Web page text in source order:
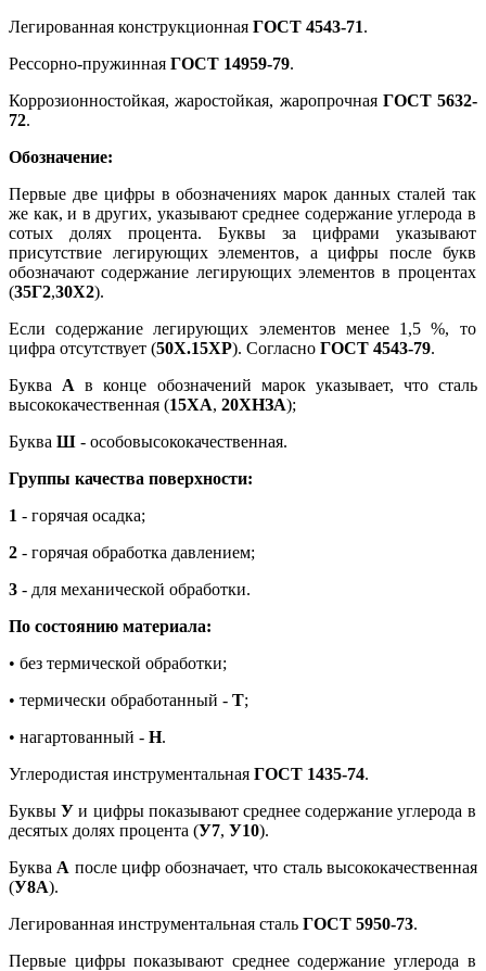
Легированная конструкционная ГОСТ 4543-71.
Рессорно-пружинная ГОСТ 14959-79.
Коррозионностойкая, жаростойкая, жаропрочная ГОСТ 5632-
72.
Обозначение:
Первые две цифры в обозначениях марок данных сталей так
же как, и в других, указывают среднее содержание углерода в
сотых долях процента. Буквы за цифрами указывают
присутствие легирующих элементов, а цифры после букв
обозначают содержание легирующих элементов в процентах
(35Г2,30Х2).
Если содержание легирующих элементов менее 1,5 %, то
цифра отсутствует (50Х.15ХР). Согласно ГОСТ 4543-79.
Буква А в конце обозначений марок указывает, что сталь
высококачественная (15ХА, 20ХНЗА);
Буква Ш - особовысококачественная.
Группы качества поверхности:
1 - горячая осадка;
2 - горячая обработка давлением;
3 - для механической обработки.
По состоянию материала:
• без термической обработки;
• термически обработанный - Т;
• нагартованный - Н.
Углеродистая инструментальная ГОСТ 1435-74.
БуквыУ и цифры показывают среднее содержание углерода в
десятых долях процента (У7, У10).
Буква А после цифр обозначает, что сталь высококачественная
(У8А).
Легированная инструментальная сталь ГОСТ 5950-73.
Первые цифры показывают среднее содержание углерода в